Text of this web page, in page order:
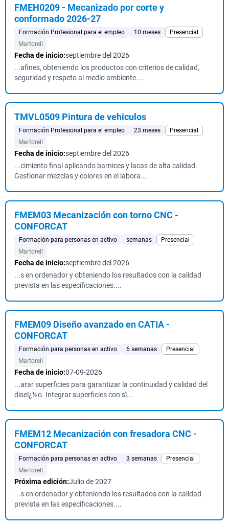
FMEH0209 - Mecanizado por corte y
conformado 2026-27
Formación Profesional para el empleo 10 meses
Presencial
Martorell
Fecha de inicio:septiembre del 2026
...afines, obteniendo los productos con criterios de calidad,
seguridad y respeto al medio ambiente....
TMVL0509 Pintura de vehiculos
Formación Profesional para el empleo 23 meses
Presencial
Martorell
Fecha de inicio:septiembre del 2026
...cimiento final aplicando barnices y lacas de alta calidad.
Gestionar mezclas y colores en el labora...
FMEM03 Mecanización con torno CNC -
CONFORCAT
Formación para personas en activo semanas
Presencial
Martorell
Fecha de inicio:septiembre del 2026
...s en ordenador y obteniendo los resultados con la calidad
prevista en las especificaciones....
FMEM09 Diseño avanzado en CATIA -
CONFORCAT
Formación para personas en activo 6 semanas
Presencial
Martorell
Fecha de inicio:07-09-2026
...arar superficies para garantizar la continuidad y calidad del
diseï¿½o. Integrar superficies con sï...
FMEM12 Mecanización con fresadora CNC -
CONFORCAT
Formación para personas en activo 3 semanas
Presencial
Martorell
Próxima edición:Julio de 2027
...s en ordenador y obteniendo los resultados con la calidad
prevista en las especificaciones....